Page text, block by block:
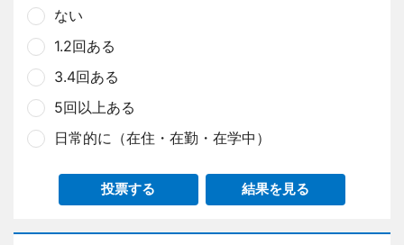
ない
1.2回ある
3.4回ある
5回以上ある
日常的に（在住・在勤・在学中）
投票する 結果を見る